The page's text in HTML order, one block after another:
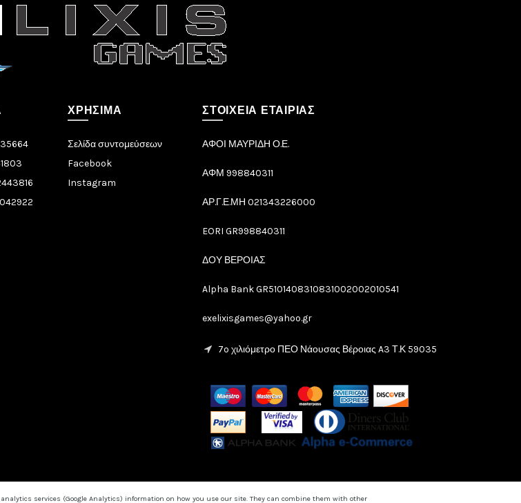
services (Google Analytics) information on how you use our site. They can combine them with other
ΧΡΉΣΙΜΑ
Σελίδα συντομεύσεων
Facebook
Instagram
ΣΤΟΙΧΕΙΑ ΕΤΑΙΡΙΑΣ
ΑΦΟΙ ΜΑΥΡΙΔΗ Ο.Ε.
ΑΦΜ 998840311
ΑΡ.Γ.Ε.ΜΗ 021343226000
EORI GR998840311
ΔΟΥ ΒΕΡΟΙΑΣ
Alpha Bank GR5101408310831002002010541
exelixisgames@yahoo.gr
7o χιλιόμετρο ΠΕΟ Νάουσας Βέροιας A3 Τ.Κ 59035